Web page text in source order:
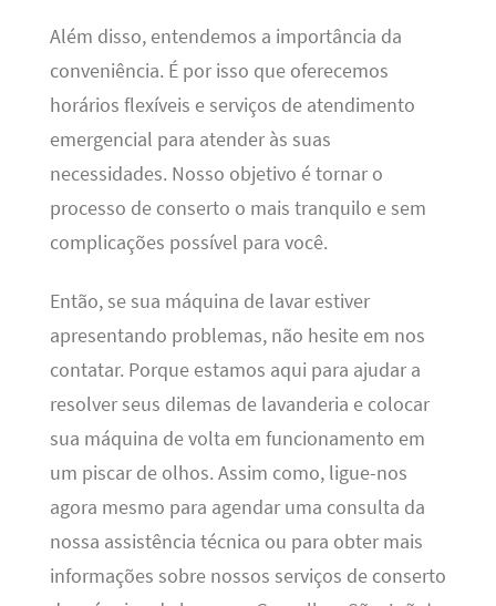
Além disso, entendemos a importância da
conveniência. É por isso que oferecemos
horários flexíveis e serviços de atendimento
emergencial para atender às suas
necessidades. Nosso objetivo é tornar o
processo de conserto o mais tranquilo e sem
complicações possível para você.
Então, se sua máquina de lavar estiver
apresentando problemas, não hesite em nos
contatar. Porque estamos aqui para ajudar a
resolver seus dilemas de lavanderia e colocar
sua máquina de volta em funcionamento em
um piscar de olhos. Assim como, ligue-nos
agora mesmo para agendar uma consulta da
nossa assistência técnica ou para obter mais
informações sobre nossos serviços de conserto